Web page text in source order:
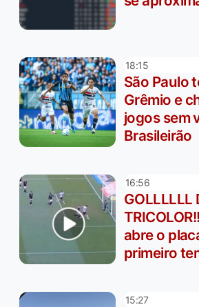
18:15
São Paulo
Grêmio e
jogos sem
Brasileirão
16:56
GOLLLLLL
abre o
primeiro
15:27